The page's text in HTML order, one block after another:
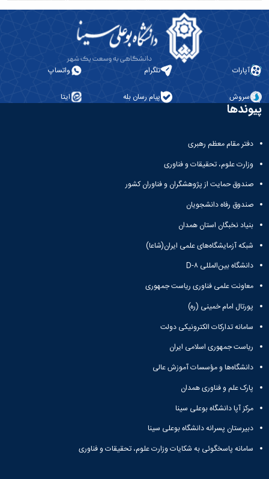
آپارات تلگرام واتساپ
سروش پیام رسان بله ایتا
پیوندها
دفتر مقام معظم رهبری
وزارت علوم، تحقیقات و فناوری
صندوق حمایت از پژوهشگران و فناوران کشور
صندوق رفاه دانشجویان
بنیاد نخبگان استان همدان
شبکه آزمایشگاه‌های علمی ایران(شاعا)
دانشگاه بین‌المللی D-۸
معاونت علمی فناوری ریاست جمهوری
پورتال امام خمینی (ره)
سامانه تدارکات الکترونیکی دولت
ریاست جمهوری اسلامی ایران
دانشگاه‌ها و مؤسسات آموزش عالی
پارک علم و فناوری همدان
مرکز آپا دانشگاه بوعلی سینا
دبیرستان پسرانه دانشگاه بوعلی سینا
سامانه پاسخگوئی به شکایات وزارت علوم، تحقیقات و فناوری